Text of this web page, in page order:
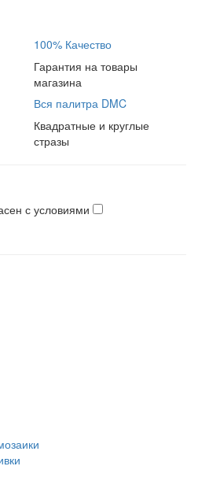
100% Качество
Гарантия на товары
магазина
Вся палитра DMC
Квадратные и круглые
стразы
с условиями